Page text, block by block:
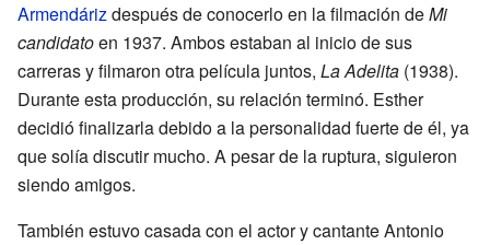
Armendárizdespués de conocerlo en la filmación deMi
candidatoen 1937. Ambos estaban al inicio de sus
carreras y filmaron otra película juntos, La Adelita (1938).
Durante esta producción, su relación terminó. Esther
decidió finalizarla debido a la personalidad fuerte de él, ya
que solía discutir mucho. A pesar de la ruptura, siguieron
siendo amigos.
También estuvo casada con el actor y cantante Antonio